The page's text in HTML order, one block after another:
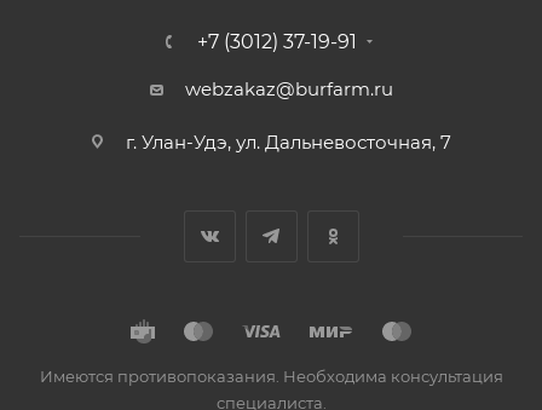
+7 (3012) 37-19-91
webzakaz@burfarm.ru
г. Улан-Удэ, ул. Дальневосточная, 7
Имеются противопоказания. Необходима консультация
специалиста.